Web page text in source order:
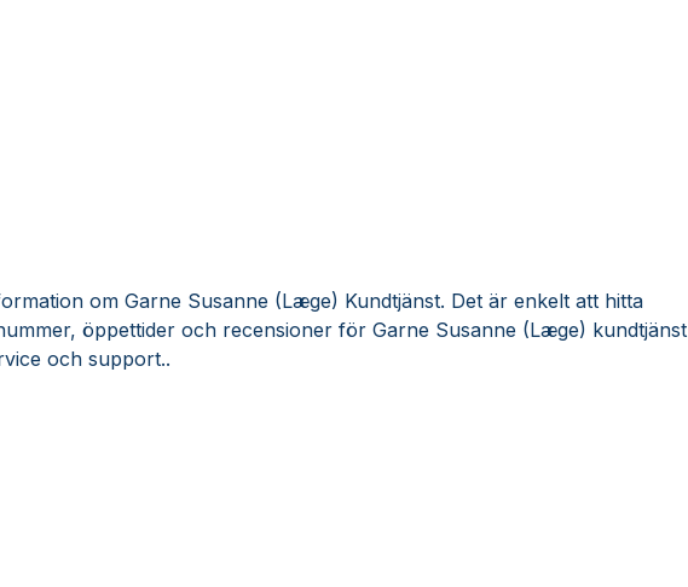
om Garne Susanne (Læge) Kundtjänst. Det är enkelt att hitta
öppettider och recensioner för Garne Susanne (Læge) kundtjänst
och support..